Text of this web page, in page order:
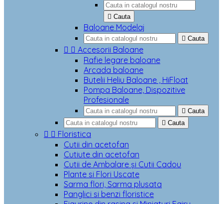
 Cauta
Baloane Modelaj
 Cauta
  Accesorii Baloane
Rafie legare baloane
Arcada baloane
Butelii Heliu Baloane , HiFloat
Pompa Baloane, Dispozitive
Profesionale
 Cauta
 Cauta
  Floristica
Cutii din acetofan
Cutiute din acetofan
Cutii de Ambalare și Cutii Cadou
Plante si Flori Uscate
Sarma flori, Sarma plusata
Panglici si benzi floristice